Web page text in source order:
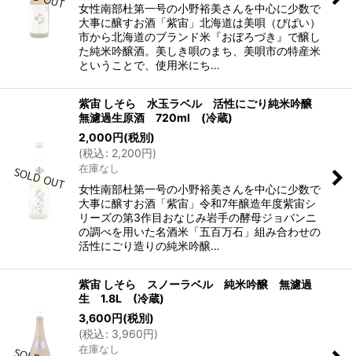
女性南部杜第一号の小野裕美さんを中心に少数で
大事に醸すお酒「紫宙」北海道は美唄（びばい）
市から北海道のブランド米『おぼろづき』で醸し
た純米吟醸酒。美しき唄のまち、美唄市の特産米
ということで、使用米にち…
紫宙 しそら 水玉ラベル 活性にごり純米吟醸
無濾過生原酒 720ml (冷蔵)
2,000円(税別)
(税込: 2,200円)
在庫なし
女性南部杜第一号の小野裕美さんを中心に少数で
大事に醸すお酒「紫宙」令和7年醸造年度紫宙シ
リーズの第3作目おなじみ岩手の酵母ジョバンニ
の調べを用いた名酒米「五百万石」組み合わせの
活性にごり造りの純米吟醸…
紫宙 しそら スノーラベル 純米吟醸 無濾過
生 1.8L (冷蔵)
3,600円(税別)
(税込: 3,960円)
在庫なし